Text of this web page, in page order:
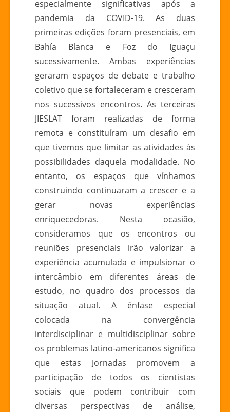
especialmente significativas após a
pandemia da COVID-19. As duas
primeiras edições foram presenciais, em
Bahía Blanca e Foz do Iguaçu
sucessivamente. Ambas experiências
geraram espaços de debate e trabalho
coletivo que se fortaleceram e cresceram
nos sucessivos encontros. As terceiras
JIESLAT foram realizadas de forma
remota e constituíram um desafio em
que tivemos que limitar as atividades às
possibilidades daquela modalidade. No
entanto, os espaços que vínhamos
construindo continuaram a crescer e a
gerar novas experiências
enriquecedoras. Nesta ocasião,
consideramos que os encontros ou
reuniões presenciais irão valorizar a
experiência acumulada e impulsionar o
intercâmbio em diferentes áreas de
estudo, no quadro dos processos da
situação atual. A ênfase especial
colocada na convergência
interdisciplinar e multidisciplinar sobre
os problemas latino-americanos significa
que estas Jornadas promovem a
participação de todos os cientistas
sociais que podem contribuir com
diversas perspectivas de análise,